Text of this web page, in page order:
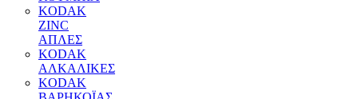
KODAK
ZINC
ΑΠΛΕΣ
KODAK
ΑΛΚΑΛΙΚΕΣ
KODAK